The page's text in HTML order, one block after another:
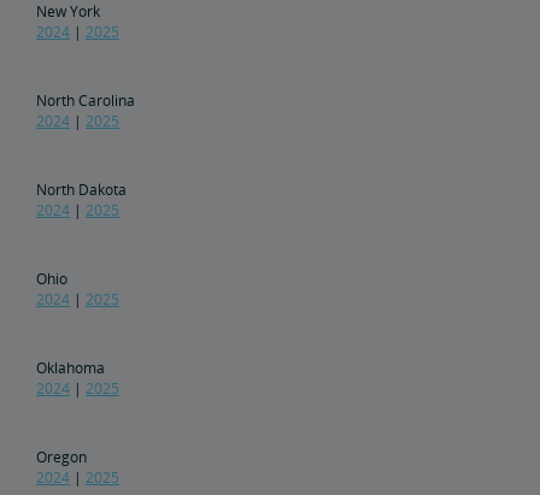
New York
2024 | 2025
North Carolina
2024 | 2025
North Dakota
2024 | 2025
Ohio
2024 | 2025
Oklahoma
2024 | 2025
Oregon
2024 | 2025